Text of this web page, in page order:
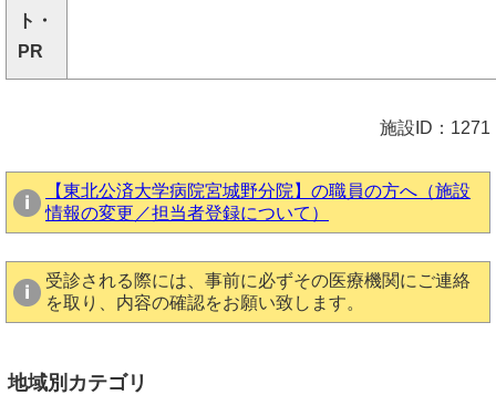
ト・
PR
施設ID：1271
【東北公済大学病院宮城野分院】の職員の方へ（施設
情報の変更／担当者登録について）
受診される際には、事前に必ずその医療機関にご連絡
を取り、内容の確認をお願い致します。
地域別カテゴリ